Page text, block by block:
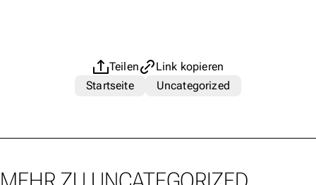
Teilen
Link kopieren
Startseite
Uncategorized